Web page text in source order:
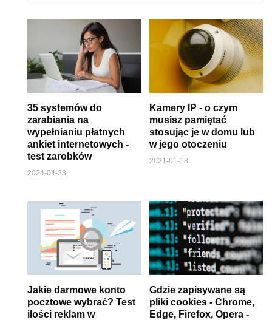
35 systemów do
zarabiania na
wypełnianiu płatnych
ankiet internetowych -
test zarobków
2024-04-23
Kamery IP - o czym
musisz pamiętać
stosując je w domu lub
w jego otoczeniu
2021-01-18
Jakie darmowe konto
pocztowe wybrać? Test
ilości reklam w
Gdzie zapisywane są
pliki cookies - Chrome,
Edge, Firefox, Opera -